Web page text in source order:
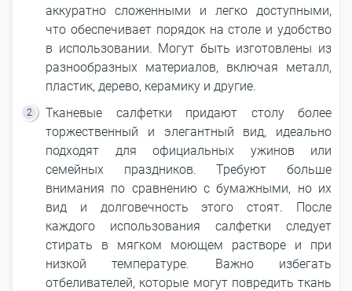
аккуратно сложенными и легко доступными,
что обеспечивает порядок на столе и удобство
в использовании. Могут быть изготовлены из
разнообразных материалов, включая металл,
пластик, дерево, керамику и другие.
Тканевые салфетки придают столу более
торжественный и элегантный вид, идеально
подходят для официальных ужинов или
семейных праздников. Требуют больше
внимания по сравнению с бумажными, но их
вид и долговечность этого стоят. После
каждого использования салфетки следует
стирать в мягком моющем растворе и при
низкой температуре. Важно избегать
отбеливателей, которые могут повредить ткань